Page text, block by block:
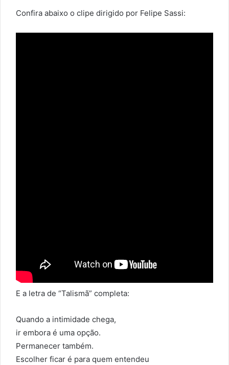
Confira abaixo o clipe dirigido por Felipe Sassi:
E a letra de “Talismã” completa:
Quando a intimidade chega,
ir embora é uma opção.
Permanecer também.
Escolher ficar é para quem entendeu